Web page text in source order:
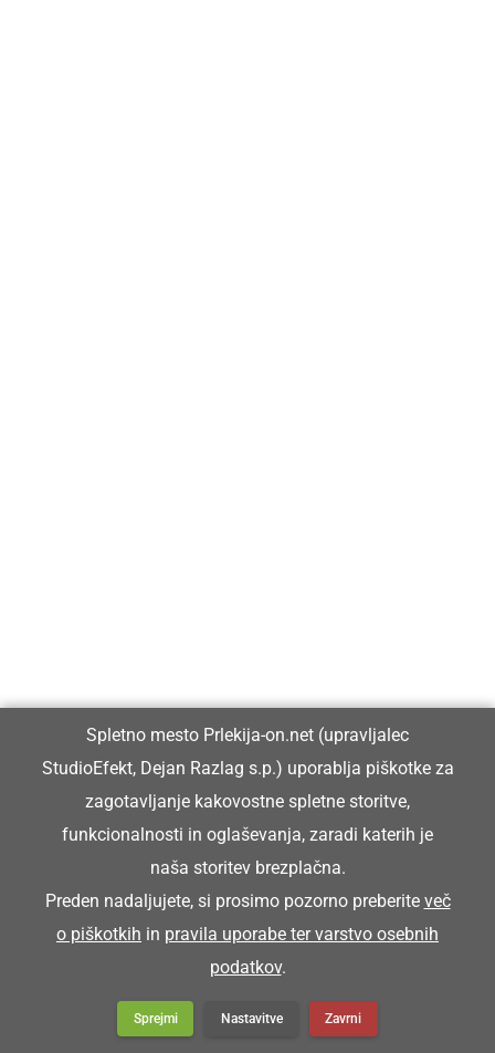
Spletno mesto Prlekija-on.net (upravljalec
StudioEfekt, Dejan Razlag s.p.) uporablja piškotke za
zagotavljanje kakovostne spletne storitve,
funkcionalnosti in oglaševanja, zaradi katerih je
naša storitev brezplačna.
Preden nadaljujete, si prosimo pozorno preberite več
o piškotkih in pravila uporabe ter varstvo osebnih
podatkov.
Sprejmi Nastavitve Zavrni